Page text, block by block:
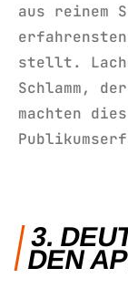
aus reinem
stellt.
Schlamm,
machten
3.
DEN